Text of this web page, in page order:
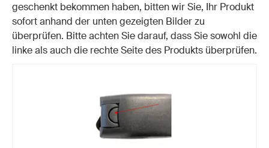
geschenkt bekommen haben, bitten wir Sie, Ihr Produkt
sofort anhand der unten gezeigten Bilder zu
überprüfen. Bitte achten Sie darauf, dass Sie sowohl die
linke als auch die rechte Seite des Produkts überprüfen.